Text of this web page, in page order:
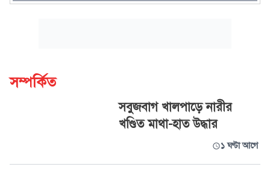
সম্পর্কিত
সবুজবাগ খালপাড়ে নারীর
খণ্ডিত মাথা-হাত উদ্ধার
১ ঘণ্টা আগে